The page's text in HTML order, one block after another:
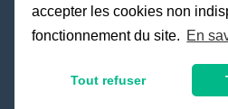
accepter les cookies non
fonctionnement du site. En
Tout refuser